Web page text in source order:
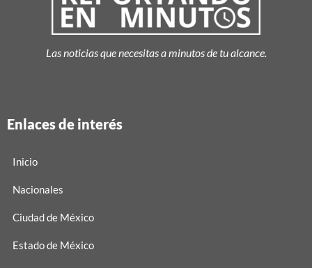
Las noticias que necesitas a minutos de tu alcance.
Enlaces de interés
Inicio
Nacionales
Ciudad de México
Estado de México